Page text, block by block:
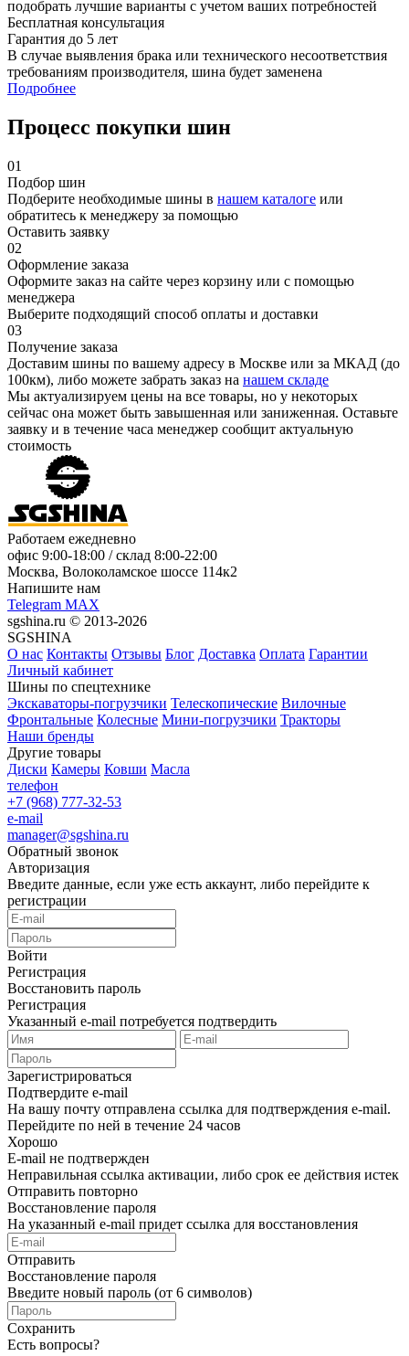
подобрать лучшие варианты с учетом ваших потребностей
Бесплатная консультация
Гарантия до 5 лет
В случае выявления брака или технического несоответствия
требованиям производителя, шина будет заменена
Подробнее
Процесс покупки шин
01
Подбор шин
Подберите необходимые шины в нашем каталоге или
обратитесь к менеджеру за помощью
Оставить заявку
02
Оформление заказа
Оформите заказ на сайте через корзину или с помощью
менеджера
Выберите подходящий способ оплаты и доставки
03
Получение заказа
Доставим шины по вашему адресу в Москве или за МКАД (до
100км), либо можете забрать заказ на нашем складе
Мы актуализируем цены на все товары, но у некоторых
сейчас она может быть завышенная или заниженная. Оставьте
заявку и в течение часа менеджер сообщит актуальную
стоимость
Работаем ежедневно
офис 9:00-18:00 / склад 8:00-22:00
Москва, Волоколамское шоссе 114к2
Напишите нам
Telegram MAX
sgshina.ru © 2013-2026
SGSHINA
О нас Контакты Отзывы Блог Доставка Оплата Гарантии
Личный кабинет
Шины по спецтехнике
Экскаваторы-погрузчики Телескопические Вилочные
Фронтальные Колесные Мини-погрузчики Тракторы
Наши бренды
Другие товары
Диски Камеры Ковши Масла
телефон
+7 (968) 777-32-53
e-mail
manager@sgshina.ru
Обратный звонок
Авторизация
Введите данные, если уже есть аккаунт, либо перейдите к
регистрации
Войти
Регистрация
Восстановить пароль
Регистрация
Указанный e-mail потребуется подтвердить
Зарегистрироваться
Подтвердите e-mail
На вашу почту отправлена ссылка для подтверждения e-mail.
Перейдите по ней в течение 24 часов
Хорошо
E-mail не подтвержден
Неправильная ссылка активации, либо срок ее действия истек
Отправить повторно
Восстановление пароля
На указанный e-mail придет ссылка для восстановления
Отправить
Восстановление пароля
Введите новый пароль (от 6 символов)
Сохранить
Есть вопросы?